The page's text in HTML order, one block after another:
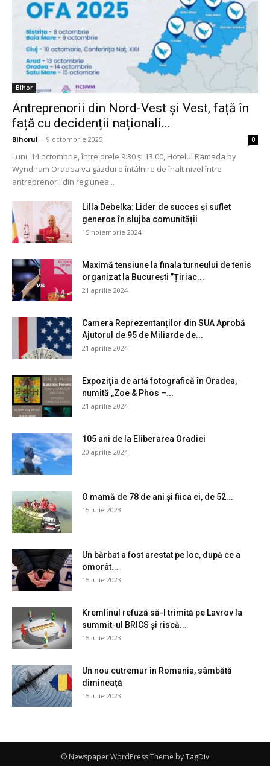
Bihor
Antreprenorii din Nord-Vest și Vest, față în
față cu decidenții naționali...
Bihorul - 9 octombrie 2025 0
Luni, 14 octombrie, între orele 9:30 și 13:00, Hotelul Ramada by
Wyndham Oradea va găzdui o întâlnire de înalt nivel între
antreprenorii din regiunea...
Lilla Debelka: Lider de succes și suflet
generos în slujba comunității
15 noiembrie 2024
Maximă tensiune la finala turneului de tenis
organizat la București ”Țiriac...
21 aprilie 2024
Camera Reprezentanților din SUA Aprobă
Ajutorul de 95 de Miliarde de...
21 aprilie 2024
Expoziţia de artă fotografică în Oradea,
numită „Zoe & Phos –...
21 aprilie 2024
105 ani de la Eliberarea Oradiei
20 aprilie 2024
O mamă de 78 de ani și fiica ei, de 52...
15 iulie 2023
Un bărbat a fost arestat pe loc, după ce a
omorât...
15 iulie 2023
Kremlinul refuză să-l trimită pe Lavrov la
summit-ul BRICS și riscă...
15 iulie 2023
Un nou cutremur în Romania, sâmbătă
dimineață
15 iulie 2023
© Newspaper WordPress Theme by TagDiv